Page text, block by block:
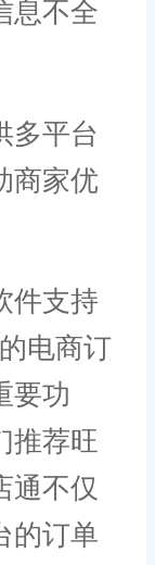
息不全
平台
商家优
支持
电商订
要功
推荐旺
通不仅
的订单